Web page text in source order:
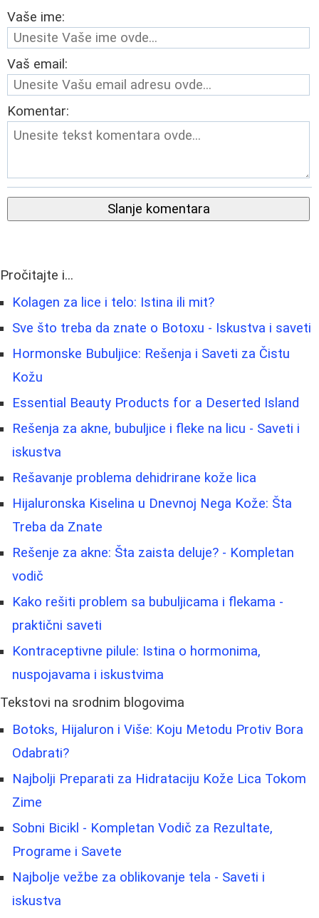
Vaše ime:
Vaš email:
Komentar:
Slanje komentara
Pročitajte i...
Kolagen za lice i telo: Istina ili mit?
Sve što treba da znate o Botoxu - Iskustva i saveti
Hormonske Bubuljice: Rešenja i Saveti za Čistu
Kožu
Essential Beauty Products for a Deserted Island
Rešenja za akne, bubuljice i fleke na licu - Saveti i
iskustva
Rešavanje problema dehidrirane kože lica
Hijaluronska Kiselina u Dnevnoj Nega Kože: Šta
Treba da Znate
Rešenje za akne: Šta zaista deluje? - Kompletan
vodič
Kako rešiti problem sa bubuljicama i flekama -
praktični saveti
Kontraceptivne pilule: Istina o hormonima,
nuspojavama i iskustvima
Tekstovi na srodnim blogovima
Botoks, Hijaluron i Više: Koju Metodu Protiv Bora
Odabrati?
Najbolji Preparati za Hidrataciju Kože Lica Tokom
Zime
Sobni Bicikl - Kompletan Vodič za Rezultate,
Programe i Savete
Najbolje vežbe za oblikovanje tela - Saveti i
iskustva